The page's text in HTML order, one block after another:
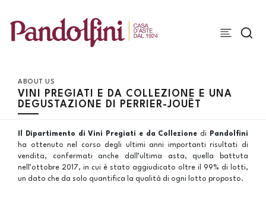
ABOUT US
VINI PREGIATI E DA COLLEZIONE E UNA
DEGUSTAZIONE DI PERRIER-JOUËT
Il Dipartimento diVini Pregiati e da Collezione di
Pandolfini
ha ottenuto nel corso degli ultimi anni importanti risultati di
vendita, confermati anche dall’ultima asta, quella battuta
nell’ottobre 2017, in cui è stato aggiudicato oltre il 99% di lotti,
un dato che da solo quantifica la qualità di ogni lotto proposto.